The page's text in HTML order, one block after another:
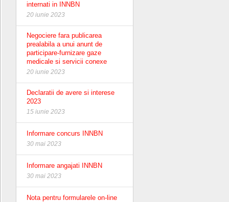
internati in INNBN
20 iunie 2023
Negociere fara publicarea
prealabila a unui anunt de
participare-furnizare gaze
medicale si servicii conexe
20 iunie 2023
Declaratii de avere si interese
2023
15 iunie 2023
Informare concurs INNBN
30 mai 2023
Informare angajati INNBN
30 mai 2023
Nota pentru formularele on-line